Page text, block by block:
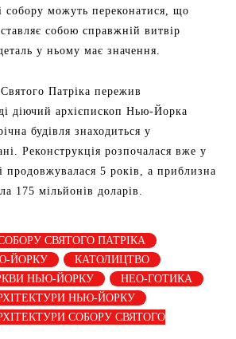
собору можуть переконатися, що
собою справжній витвір
у ньому має значення.
Патріка пережив
діючий архієпископ Нью-Йорка
будівля знаходиться у
Реконструкція розпочалася вже у
продовжувалася 5 років, а приблизна
175 мільйонів доларів.
СВЯТОГО ПАТРІКА
ЙОРКУ
КАТОЛИЦТВО
НЬЮ-ЙОРКУ
НЕО-ГОТИКА
НЬЮ-ЙОРКУ
СОБОРУ СВЯТОГО